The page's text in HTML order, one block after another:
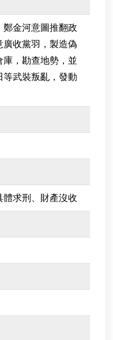
金河意圖推翻政
廣收黨羽，製造偽
庫，勘查地勢，並
武裝叛亂，發動
體求刑、財產沒收